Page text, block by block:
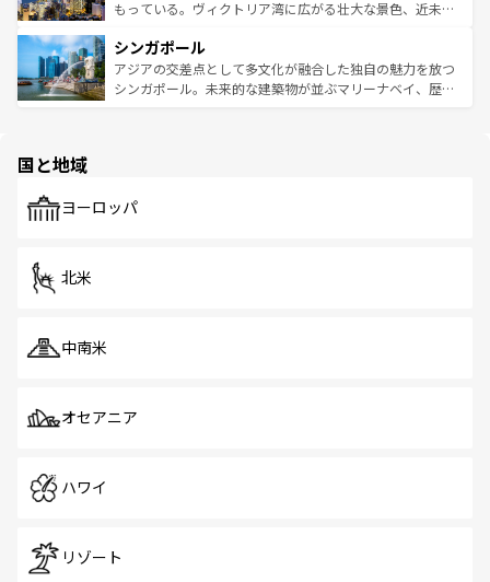
が旅行者を迎えてくれるので、きっと忘れられない旅にな
参照してほしい。
いビーチでリゾート気分を楽しむことができる。タイ料理
激する。気候は一年中温暖で、どの季節にも異なる楽しみ
が待っている。親しみやすいタイの人々、仏教を中心とし
た文化、そして多様な観光資源が、訪れる旅人を魅了し続
もっている。ヴィクトリア湾に広がる壮大な景色、近未来
み、どこを訪れても感動するはず。観光スポットが密集し
ており、効率よく見どころを回れるのも魅力。息をのむよ
うな絶景から文化的な体験まで、香港を存分に楽しみ尽く
シンガポール
アジアの交差点として多文化が融合した独自の魅力を放つ
シンガポール。未来的な建築物が並ぶマリーナベイ、歴史
で、ホーカーズは地元の風情を楽しめる外せないスポット
国と地域
ヨーロッパ
北米
中南米
オセアニア
ハワイ
リゾート